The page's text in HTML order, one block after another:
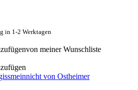
in 1-2 Werktagen
von meiner Wunschliste